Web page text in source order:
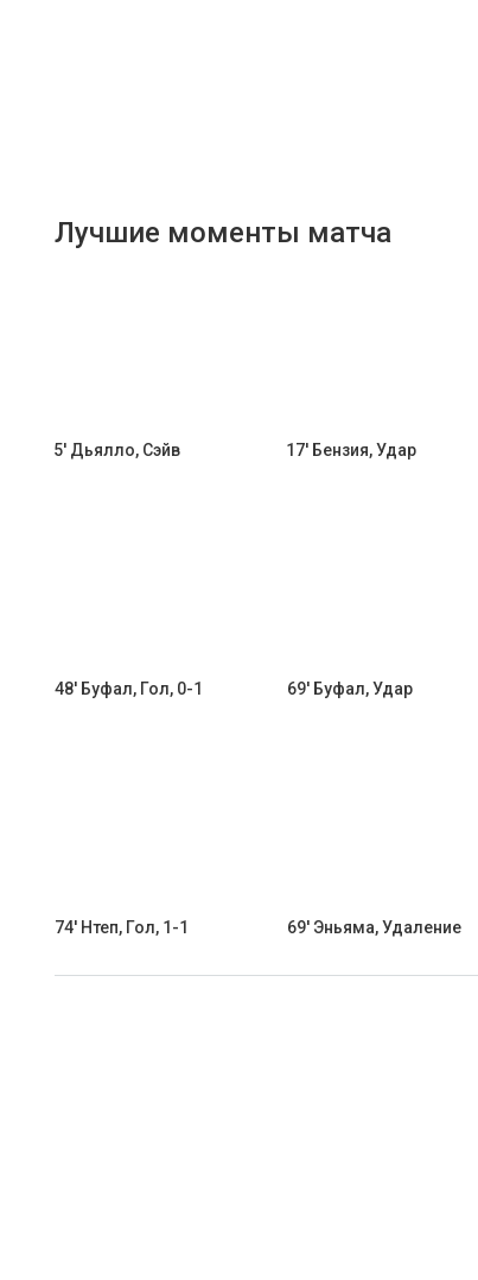
Лучшие моменты матча
5' Дьялло, Сэйв 17' Бензия, Удар
48' Буфал, Гол, 0-1 69' Буфал, Удар
74' Нтеп, Гол, 1-1 69' Эньяма, Удаление